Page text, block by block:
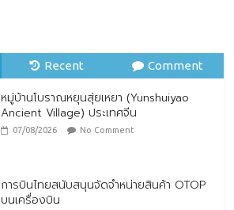
Recent Comment
หมู่บ้านโบราณหยุนสุ่ยเหยา (Yunshuiyao
Ancient Village) ประเทศจีน
07/08/2026 No Comment
การบินไทยสนับสนุนจัดจำหน่ายสินค้า OTOP
บนเครื่องบิน